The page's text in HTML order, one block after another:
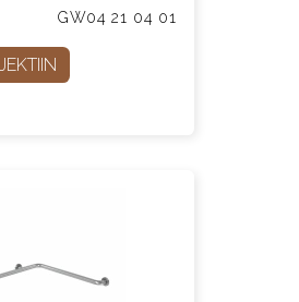
GW04 21 04 01